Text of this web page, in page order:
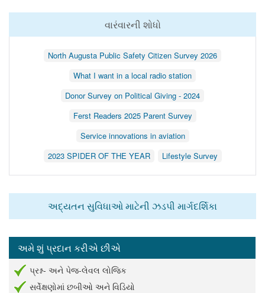
વારંવારની શોધો
North Augusta Public Safety Citizen Survey 2026
What I want in a local radio station
Donor Survey on Political Giving - 2024
Ferst Readers 2025 Parent Survey
Service innovations in aviation
2023 SPIDER OF THE YEAR
Lifestyle Survey
અદ્યતન સુવિધાઓ માટેની ઝડપી માર્ગદર્શિકા
અમે શું પ્રદાન કરીએ છીએ
પ્રશ્ન- અને પેજ-લેવલ લોજિક
સર્વેક્ષણોમાં છબીઓ અને વિડિયો